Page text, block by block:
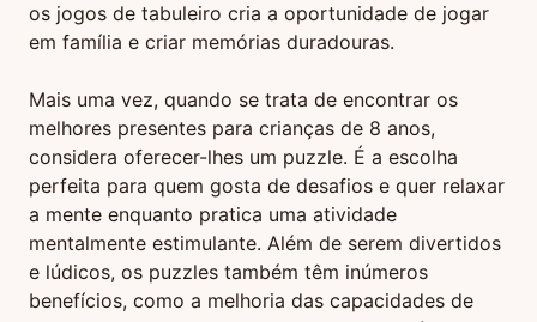
os jogos de tabuleiro cria a oportunidade de jogar
em família e criar memórias duradouras.
Mais uma vez, quando se trata de encontrar os
melhores presentes para crianças de 8 anos,
considera oferecer-lhes um puzzle. É a escolha
perfeita para quem gosta de desafios e quer relaxar
a mente enquanto pratica uma atividade
mentalmente estimulante. Além de serem divertidos
e lúdicos, os puzzles também têm inúmeros
benefícios, como a melhoria das capacidades de